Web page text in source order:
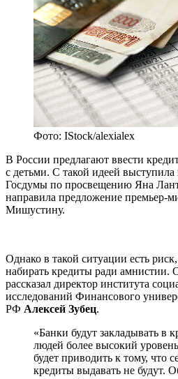
Фото: IStock/alexialex
В России предлагают ввести
с детьми. С такой идеей
Госдумы по просвещению Яна
направила предложение премьер-
Мишустину.
Однако в такой ситуации есть
набирать кредиты ради амнистии.
рассказал директор института
исследований Финансового
РФ Алексей Зубец​.
«Банки будут закладывать в
людей более высокий
будет приводить к тому, что
кредиты выдавать не будут.